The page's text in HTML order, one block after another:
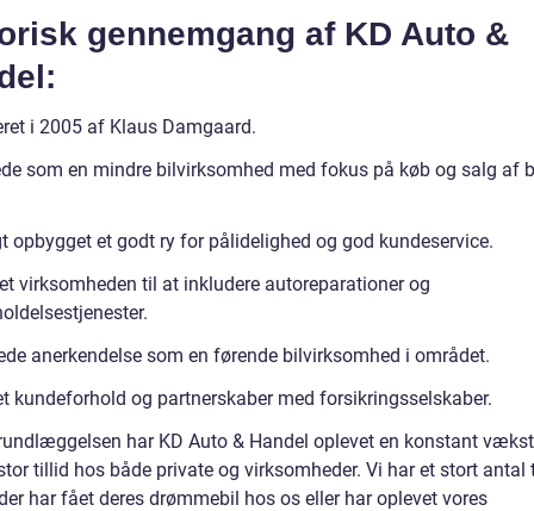
gennemgang af KD Auto &
i 2005 af Klaus Damgaard.
som en mindre bilvirksomhed med fokus på køb og salg af
opbygget et godt ry for pålidelighed og god kundeservice.
virksomheden til at inkludere autoreparationer og
anerkendelse som en førende bilvirksomhed i området.
kundeforhold og partnerskaber med forsikringsselskaber.
har KD Auto & Handel oplevet en konstant
tillid hos både private og virksomheder. Vi har et stort antal
har fået deres drømmebil hos os eller har oplevet vores